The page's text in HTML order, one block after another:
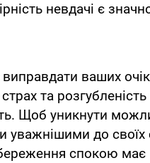
невдачі є
ваших
та
Щоб уникнути
уважнішими до своїх
спокою має